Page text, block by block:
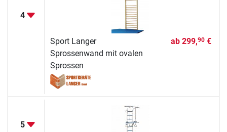
4
Sport Langer
Sprossenwand mit ovalen
Sprossen
ab 299,90€
5